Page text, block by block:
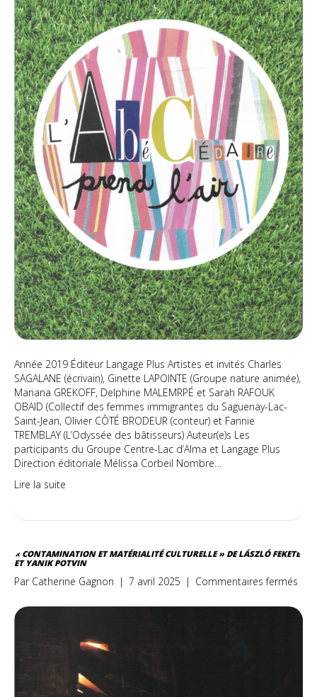
Année 2019 Éditeur Langage Plus Artistes et invités Charles
SAGALANE (écrivain), Ginette LAPOINTE (Groupe nature animée),
Mariana GREKOFF, Delphine MALEMRPÉ et Sarah RAFOUK
OBAID (Collectif des femmes immigrantes du Saguenay-Lac-
Saint-Jean, Olivier CÔTÉ BRODEUR (conteur) et Fannie
TREMBLAY (L’Odyssée des bâtisseurs) Auteur(e)s Les
participants du Groupe Centre-Lac d’Alma et Langage Plus
Direction éditoriale Mélissa Corbeil Nombre…
Lire la suite
« CONTAMINATION ET MATÉRIALITÉ CULTURELLE » DE LÁSZLÓ FEKETE
ET YANIK POTVIN
Par Catherine Gagnon | 7 avril 2025 | Commentaires fermés
et